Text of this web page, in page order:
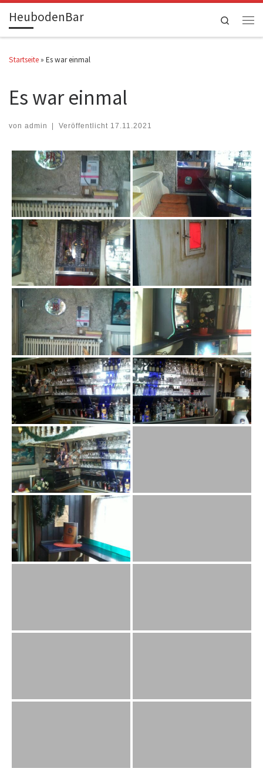
Zum Inhalt springen
HeubodenBar
Search
Startseite » Es war einmal
Es war einmal
von admin Veröffentlicht 17.11.2021